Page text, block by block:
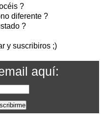
?
diferente ?
?
y suscribiros ;)
aquí: